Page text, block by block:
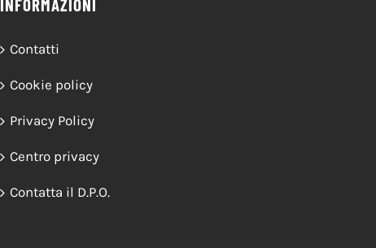
INFORMAZIONI
Contatti
Cookie policy
Privacy Policy
Centro privacy
Contatta il D.P.O.